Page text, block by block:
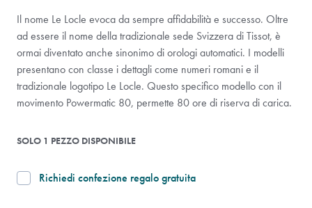
Il nome Le Locle evoca da sempre affidabilità e successo. Oltre
ad essere il nome della tradizionale sede Svizzera di Tissot, è
ormai diventato anche sinonimo di orologi automatici. I modelli
presentano con classe i dettagli come numeri romani e il
tradizionale logotipo Le Locle. Questo specifico modello con il
movimento Powermatic 80, permette 80 ore di riserva di carica.
SOLO 1 PEZZO DISPONIBILE
Richiedi confezione regalo gratuita